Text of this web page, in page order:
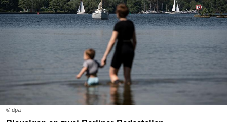
© dpa